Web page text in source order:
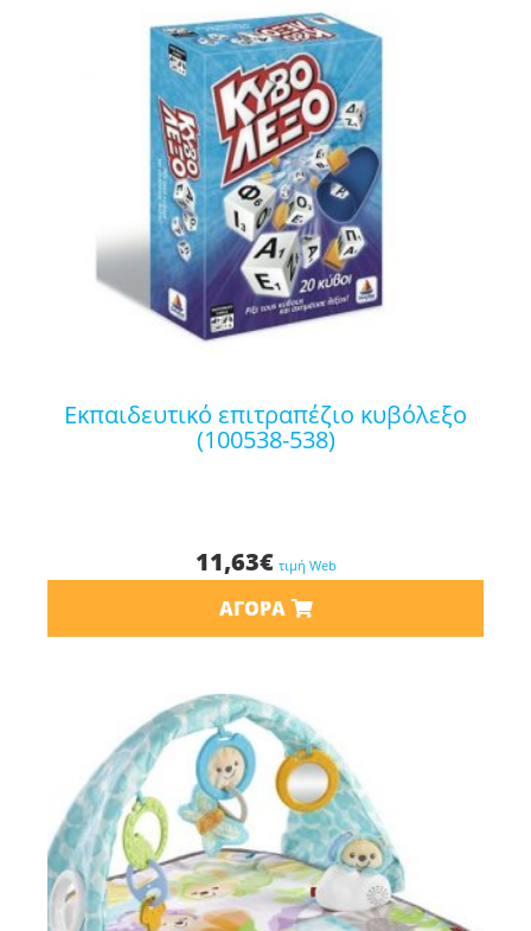
εκπαιδευτικό επιτραπέζιο κυβόλεξο
(100538-538)
11,63€ τιμή Web
ΑΓΟΡΆ